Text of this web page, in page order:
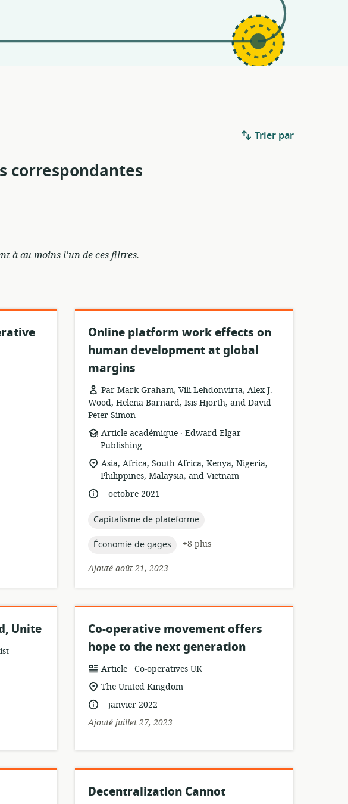
Trier par
correspondantes
à au moins l'un de ces filtres.
Online platform work effects on
human development at global
margins
Par Mark Graham, Vili Lehdonvirta, Alex J.
Wood, Helena Barnard, Isis Hjorth, and David
Peter Simon
Format
de
ressource:
Article académique .
éditeur:
Edward Elgar
Publishing
Lieu
de
pertinence:
Asia, Africa, South Africa, Kenya, Nigeria,
Philippines, Malaysia, and Vietnam
langue:
.
date
publication:
octobre 2021
topic:
Capitalisme de plateforme
topic:
Économie de gages
+8 plus
Ajouté août 21, 2023
Unite
Co-operative movement offers
hope to the next generation
Format
de
ressource:
Article .
éditeur:
Co‑operatives UK
Lieu
de
pertinence:
The United Kingdom
langue:
.
date
de
publication:
janvier 2022
Ajouté juillet 27, 2023
Decentralization Cannot